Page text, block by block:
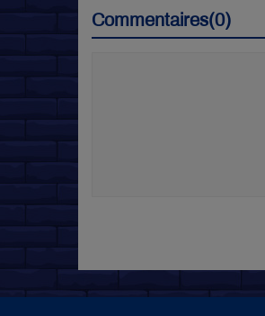
Commentaires(0)